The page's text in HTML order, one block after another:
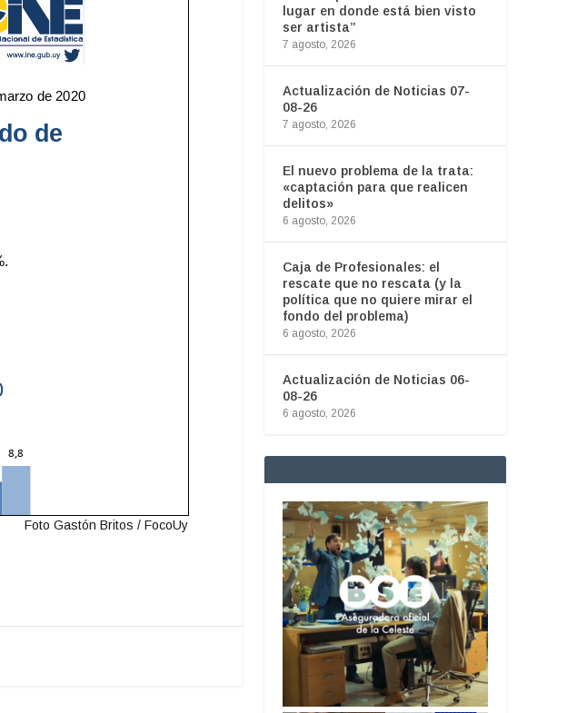
Foto Gastón Britos / FocoUy
lugar en donde está bien visto
ser artista”
7 agosto, 2026
Actualización de Noticias 07-
08-26
7 agosto, 2026
El nuevo problema de la trata:
«captación para que realicen
delitos»
6 agosto, 2026
Caja de Profesionales: el
rescate que no rescata (y la
política que no quiere mirar el
fondo del problema)
6 agosto, 2026
Actualización de Noticias 06-
08-26
6 agosto, 2026